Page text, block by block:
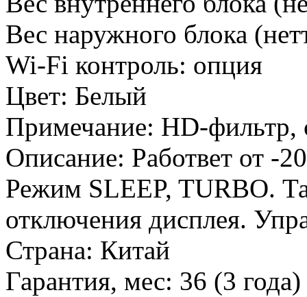
Вес наружного блока
Wi-Fi контроль: опция
Цвет: Белый
Примечание: HD-фильтр,
Описание: Работвет от -
Режим SLEEP, TURBO.
отключения дисплея.
Страна: Китай
Гарантия, мес: 36 (3 года)